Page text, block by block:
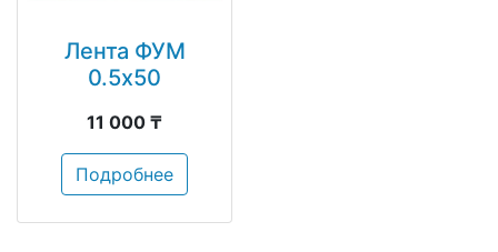
Лента ФУМ
0.5х50
11 000 ₸
Подробнее